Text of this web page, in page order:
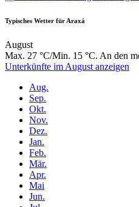
Typisches Wetter für Araxá
August
Max. 27 °C/Min. 15 °C. An den
Unterkünfte im August anzeigen
Aug.
Sep.
Okt.
Nov.
Dez.
Jan.
Feb.
Mär.
Apr.
Mai
Jun.